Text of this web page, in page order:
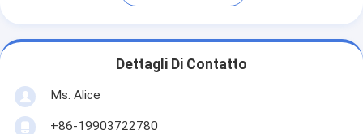
Dettagli Di Contatto
Ms. Alice
+86-19903722780